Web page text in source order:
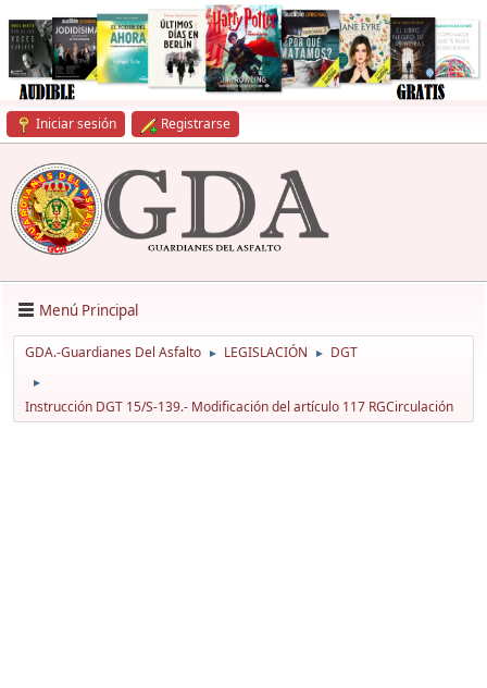
Iniciar sesión Registrarse
Menú Principal
GDA.-Guardianes Del Asfalto ► LEGISLACIÓN ► DGT
►
Instrucción DGT 15/S-139.- Modificación del artículo 117 RGCirculación